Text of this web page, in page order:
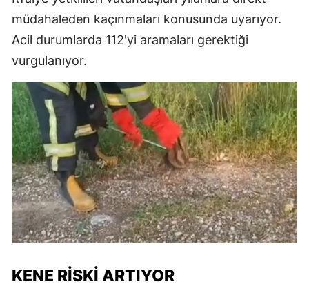
müdahaleden kaçınmaları konusunda uyarıyor.
Acil durumlarda 112'yi aramaları gerektiği
vurgulanıyor.
KENE RISKI ARTIYOR